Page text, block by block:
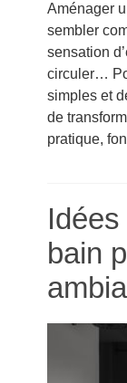
Aménager
sembler
sensation
circuler…
simples et
de
pratique,
bain